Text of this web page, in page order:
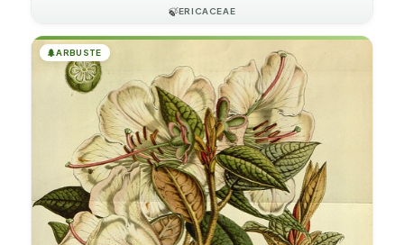
🍃ERICACEAE
🌲ARBUSTE